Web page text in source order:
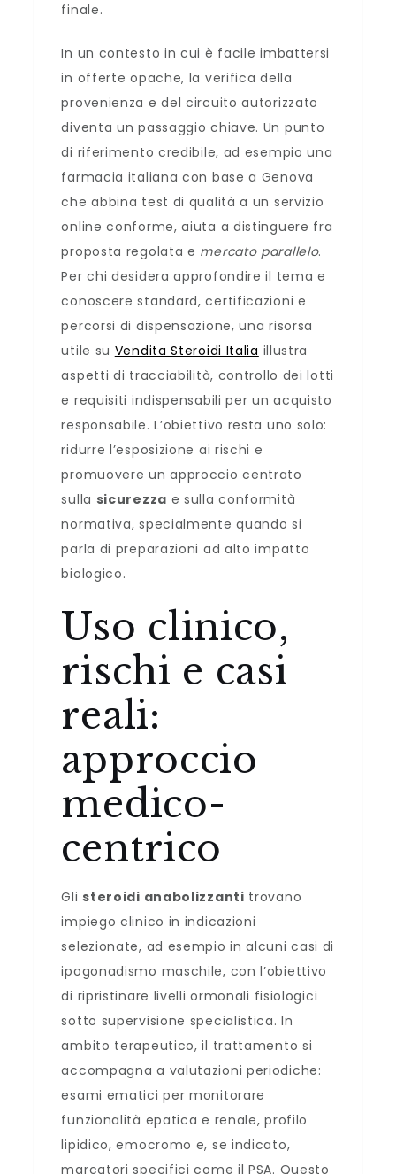
finale.
In un contesto in cui è facile imbattersi
in offerte opache, la verifica della
provenienza e del circuito autorizzato
diventa un passaggio chiave. Un punto
di riferimento credibile, ad esempio una
farmacia italiana con base a Genova
che abbina test di qualità a un servizio
online conforme, aiuta a distinguere fra
proposta regolata e mercato parallelo.
Per chi desidera approfondire il tema e
conoscere standard, certificazioni e
percorsi di dispensazione, una risorsa
utile su Vendita Steroidi Italia illustra
aspetti di tracciabilità, controllo dei lotti
e requisiti indispensabili per un acquisto
responsabile. L’obiettivo resta uno solo:
ridurre l’esposizione ai rischi e
promuovere un approccio centrato
sulla sicurezza e sulla conformità
normativa, specialmente quando si
parla di preparazioni ad alto impatto
biologico.
Uso clinico,
rischi e casi
reali:
approccio
medico-
centrico
Glisteroidi anabolizzanti trovano
impiego clinico in indicazioni
selezionate, ad esempio in alcuni casi di
ipogonadismo maschile, con l’obiettivo
di ripristinare livelli ormonali fisiologici
sotto supervisione specialistica. In
ambito terapeutico, il trattamento si
accompagna a valutazioni periodiche:
esami ematici per monitorare
funzionalità epatica e renale, profilo
lipidico, emocromo e, se indicato,
marcatori specifici come il PSA. Questo